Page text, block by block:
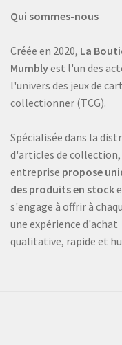
Qui sommes-nous
Créée en 2020, La
Mumblyest l'un des
l'univers des jeux de
collectionner (TCG).
Spécialisée dans la
d'articles de
entreprise propose
des produits en stock
s'engage à offrir à
une expérience d'achat
qualitative, rapide et